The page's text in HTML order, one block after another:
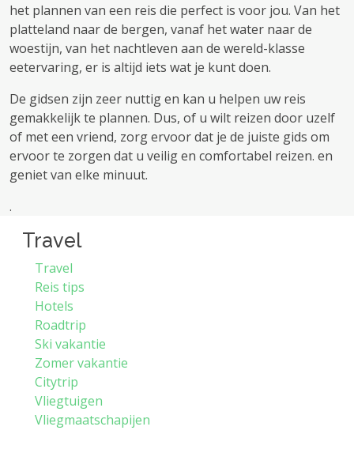
het plannen van een reis die perfect is voor jou. Van het
platteland naar de bergen, vanaf het water naar de
woestijn, van het nachtleven aan de wereld-klasse
eetervaring, er is altijd iets wat je kunt doen.
De gidsen zijn zeer nuttig en kan u helpen uw reis
gemakkelijk te plannen. Dus, of u wilt reizen door uzelf
of met een vriend, zorg ervoor dat je de juiste gids om
ervoor te zorgen dat u veilig en comfortabel reizen. en
geniet van elke minuut.
.
Travel
Travel
Reis tips
Hotels
Roadtrip
Ski vakantie
Zomer vakantie
Citytrip
Vliegtuigen
Vliegmaatschapijen